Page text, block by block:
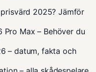
2025? Jämför
Pro Max – Behöver du
– datum, fakta och